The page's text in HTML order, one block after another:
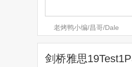
老烤鸭小编/昌哥/Dale
析
剑桥雅思